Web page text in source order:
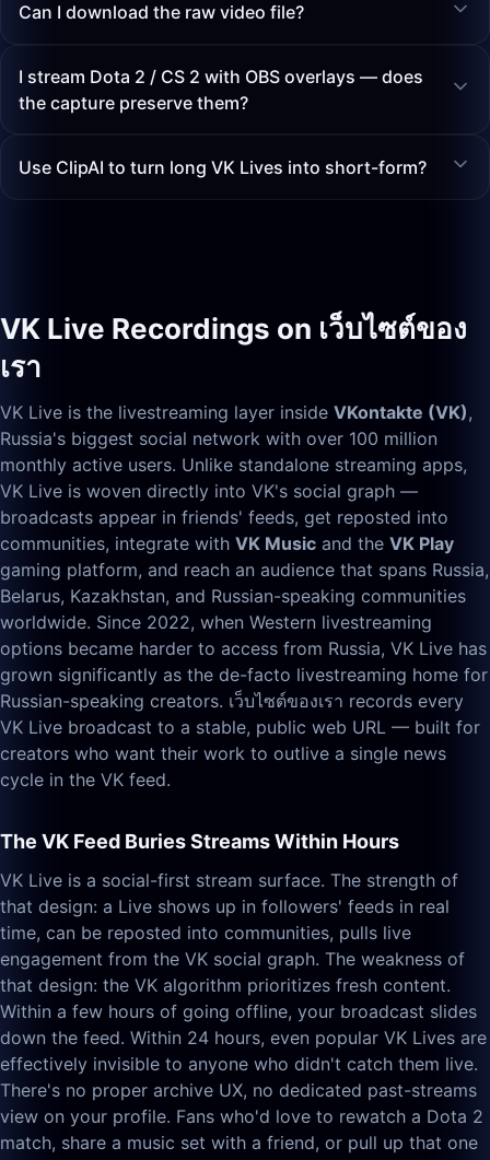
Can I download the raw video file?
I stream Dota 2 / CS 2 with OBS overlays — does
the capture preserve them?
Use ClipAI to turn long VK Lives into short-form?
VK Live Recordings on เว็บไซต์ของ
เรา
VK Live is the livestreaming layer inside VKontakte (VK),
Russia's biggest social network with over 100 million
monthly active users. Unlike standalone streaming apps,
VK Live is woven directly into VK's social graph —
broadcasts appear in friends' feeds, get reposted into
communities, integrate with VK Music and the VK Play
gaming platform, and reach an audience that spans Russia,
Belarus, Kazakhstan, and Russian-speaking communities
worldwide. Since 2022, when Western livestreaming
options became harder to access from Russia, VK Live has
grown significantly as the de-facto livestreaming home for
Russian-speaking creators. เว็บไซต์ของเรา records every
VK Live broadcast to a stable, public web URL — built for
creators who want their work to outlive a single news
cycle in the VK feed.
The VK Feed Buries Streams Within Hours
VK Live is a social-first stream surface. The strength of
that design: a Live shows up in followers' feeds in real
time, can be reposted into communities, pulls live
engagement from the VK social graph. The weakness of
that design: the VK algorithm prioritizes fresh content.
Within a few hours of going offline, your broadcast slides
down the feed. Within 24 hours, even popular VK Lives are
effectively invisible to anyone who didn't catch them live.
There's no proper archive UX, no dedicated past-streams
view on your profile. Fans who'd love to rewatch a Dota 2
match, share a music set with a friend, or pull up that one